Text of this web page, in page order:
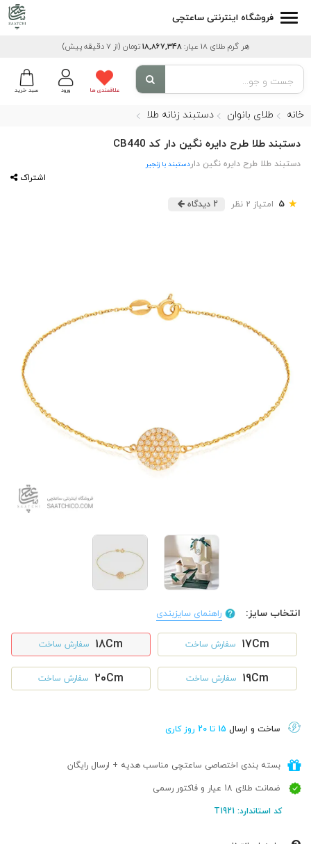
فروشگاه اینترنتی ساعتچی
هر گرم طلای 18 عیار: 18,867,348تومان (از 7 دقیقه پیش)
سبد خرید ورود علاقمندی ها
خانه طلای بانوان دستبند زنانه طلا
دستبند طلا طرح دایره نگین دار کد CB440
دستبند طلا طرح دایره نگین داردستبند با زنجیر
اشتراک
★
5 امتیاز 2 نظر 2 دیدگاه
انتخاب سایز: راهنمای سایزبندی
17Cm سفارش ساخت 18Cm سفارش ساخت
19Cm سفارش ساخت 20Cm سفارش ساخت
ساخت و ارسال 15 تا 20 روز کاری
بسته بندی اختصاصی ساعتچی مناسب هدیه + ارسال رایگان
ضمانت طلای 18 عیار و فاکتور رسمی
کد استاندارد: T1921